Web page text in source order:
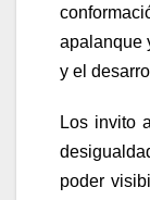
apalanque
y el
Los invito
poder